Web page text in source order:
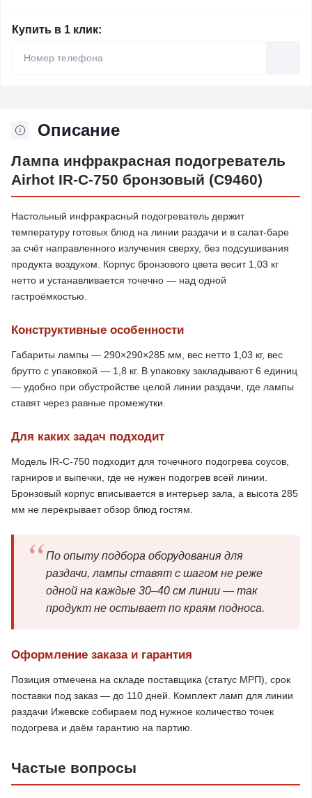
Купить в 1 клик:
Описание
Лампа инфракрасная подогреватель
Airhot IR-C-750 бронзовый (C9460)
Настольный инфракрасный подогреватель держит
температуру готовых блюд на линии раздачи и в салат-баре
за счёт направленного излучения сверху, без подсушивания
продукта воздухом. Корпус бронзового цвета весит 1,03 кг
нетто и устанавливается точечно — над одной
гастроёмкостью.
Конструктивные особенности
Габариты лампы — 290×290×285 мм, вес нетто 1,03 кг, вес
брутто с упаковкой — 1,8 кг. В упаковку закладывают 6 единиц
— удобно при обустройстве целой линии раздачи, где лампы
ставят через равные промежутки.
Для каких задач подходит
Модель IR-C-750 подходит для точечного подогрева соусов,
гарниров и выпечки, где не нужен подогрев всей линии.
Бронзовый корпус вписывается в интерьер зала, а высота 285
мм не перекрывает обзор блюд гостям.
По опыту подбора оборудования для
раздачи, лампы ставят с шагом не реже
одной на каждые 30–40 см линии — так
продукт не остывает по краям подноса.
Оформление заказа и гарантия
Позиция отмечена на складе поставщика (статус МРП), срок
поставки под заказ — до 110 дней. Комплект ламп для линии
раздачи Ижевске собираем под нужное количество точек
подогрева и даём гарантию на партию.
Частые вопросы